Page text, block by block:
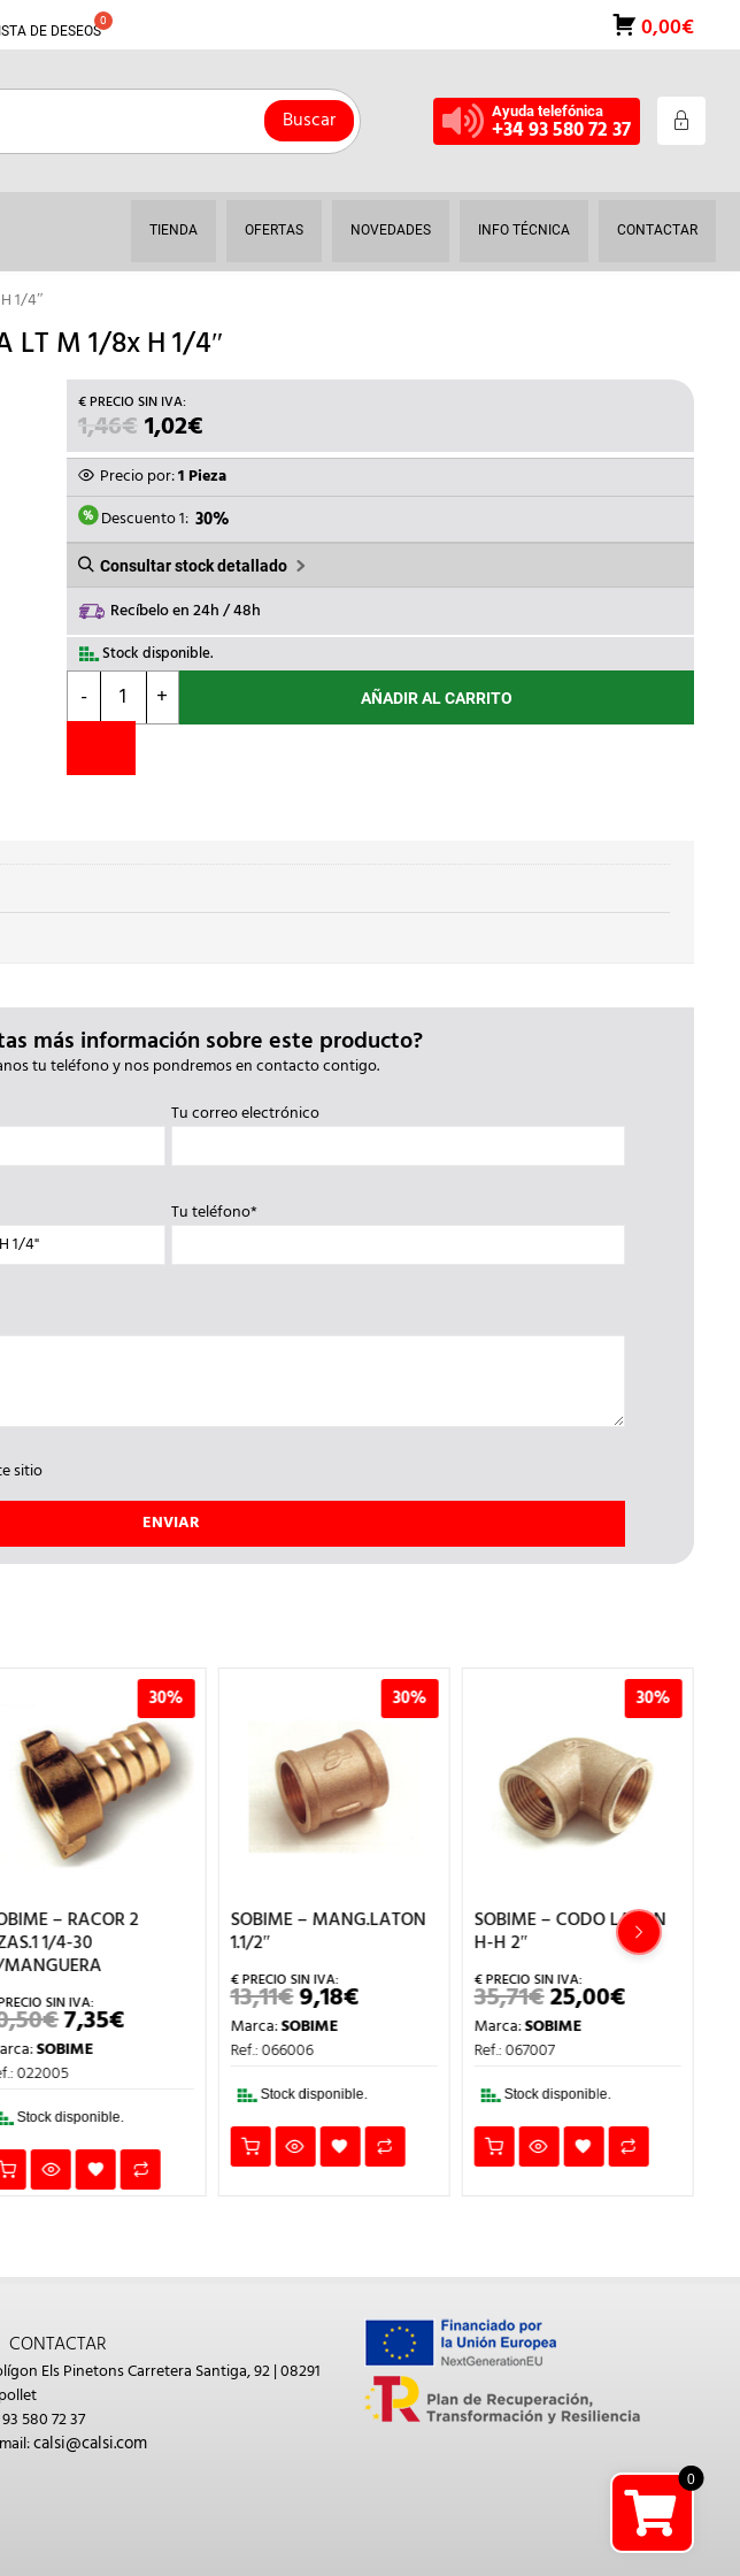
DE DESEOS 0,00€
Buscar Ayuda telefónica
+34 93 580 72 37
TIENDA OFERTAS NOVEDADES INFO TÉCNICA CONTACTAR
1/4″
LT M 1/8x H 1/4″
1,46€ EL
PRECIO
ORIGINAL
ERA:
1,46€.
1,02€EL
PRECIO
ACTUAL
ES:
1,02€.
Precio por:1 Pieza
Descuento 1: 30%
Consultar stock detallado
Recíbelo en 24h / 48h
Stock disponible.
-
SOBIME
RACOR
LT
+ AÑADIR AL CARRITO
más información sobre este producto?
tu teléfono y nos pondremos en contacto contigo.
Tu correo electrónico
Tu teléfono*
sitio
30%
– RACOR 2
1/4-30
€EL
PRECIO
ORIGINAL
ERA:
7,35€EL
PRECIO
SOBIME
022005
Stock disponible.
30%
SOBIME – MANG.LATON
1.1/2″
13,11€EL
PRECIO
ORIGINAL
ERA:
9,18€EL
PRECIO
Marca:SOBIME
Ref.: 066006
Stock disponible.
30%
SOBIME – CODO LATON
H-H 2″
35,71€EL
PRECIO
ORIGINAL
ERA:
25,00€EL
PRECIO
Marca:SOBIME
Ref.: 067007
Stock disponible.
CONTACTAR
Els Pinetons Carretera Santiga, 92 | 08291
93 580 72 37
calsi@calsi.com
0